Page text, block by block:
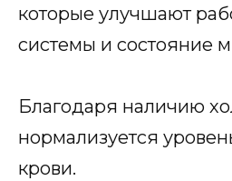
которые улучшают
системы и состояние
Благодаря наличию
нормализуется
крови.